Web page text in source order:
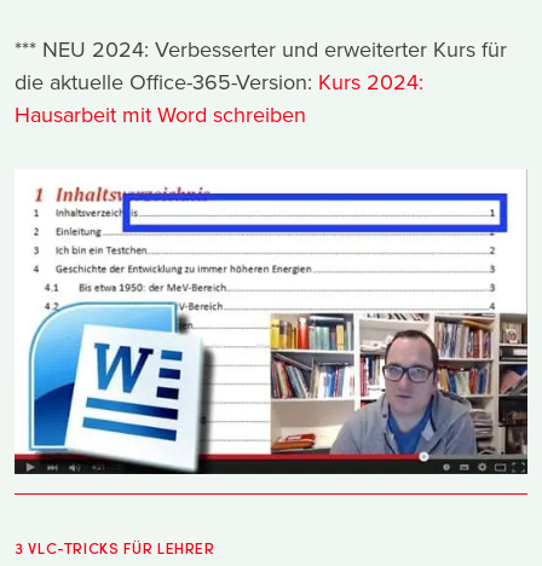
*** NEU 2024: Verbesserter und erweiterter Kurs für
die aktuelle Office-365-Version: Kurs 2024:
Hausarbeit mit Word schreiben
3 VLC-TRICKS FÜR LEHRER